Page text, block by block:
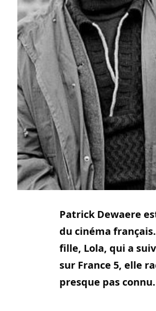
Patrick Dewaere
du cinéma
fille, Lola, qui a
sur France 5, elle
presque pas connu.